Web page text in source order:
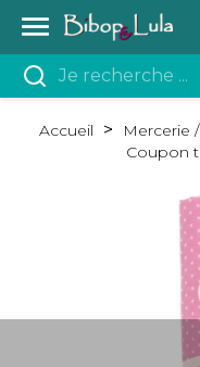

Accueil Mercerie
Coupon